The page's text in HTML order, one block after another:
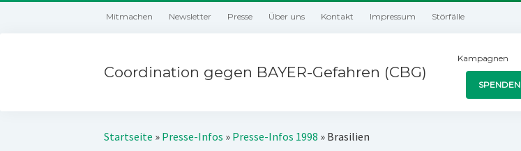
Mitmachen Newsletter Presse Über uns Kontakt Impressum Störfälle
Coordination gegen BAYER-Gefahren (CBG)
Kampagnen
SPENDEN
Startseite » Presse-Infos » Presse-Infos 1998 » Brasilien